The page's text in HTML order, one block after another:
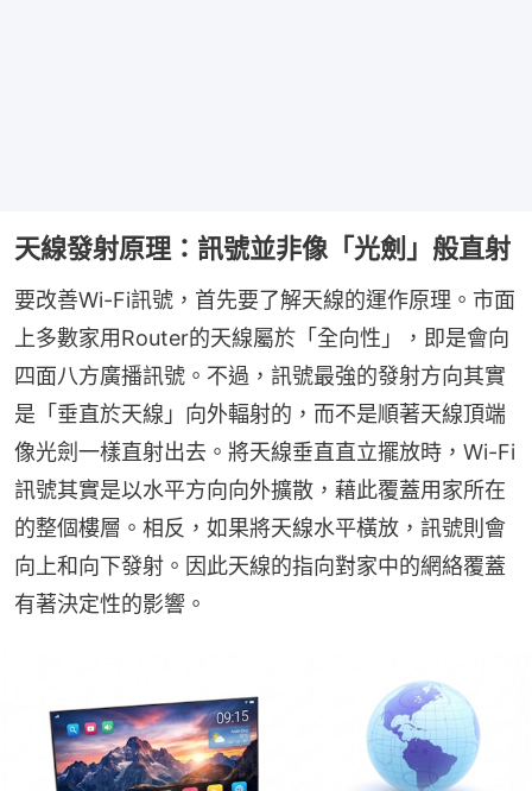
天線發射原理：訊號並非像「光劍」般直射
要改善Wi-Fi訊號，首先要了解天線的運作原理。市面
上多數家用Router的天線屬於「全向性」，即是會向
四面八方廣播訊號。不過，訊號最強的發射方向其實
是「垂直於天線」向外輻射的，而不是順著天線頂端
像光劍一樣直射出去。將天線垂直直立擺放時，Wi-Fi
訊號其實是以水平方向向外擴散，藉此覆蓋用家所在
的整個樓層。相反，如果將天線水平橫放，訊號則會
向上和向下發射。因此天線的指向對家中的網絡覆蓋
有著決定性的影響。